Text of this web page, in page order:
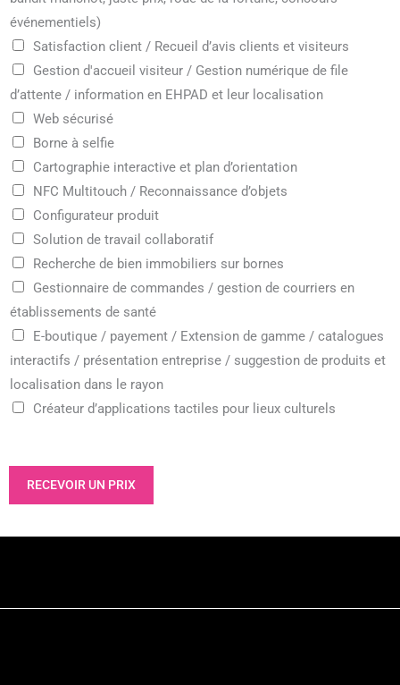
événementiels)
Satisfaction client / Recueil d’avis clients et visiteurs
Gestion d'accueil visiteur / Gestion numérique de file
d’attente / information en EHPAD et leur localisation
Web sécurisé
Borne à selfie
Cartographie interactive et plan d’orientation
NFC Multitouch / Reconnaissance d’objets
Configurateur produit
Solution de travail collaboratif
Recherche de bien immobiliers sur bornes
Gestionnaire de commandes / gestion de courriers en
établissements de santé
E-boutique / payement / Extension de gamme / catalogues
interactifs / présentation entreprise / suggestion de produits et
localisation dans le rayon
Créateur d’applications tactiles pour lieux culturels
RECEVOIR UN PRIX